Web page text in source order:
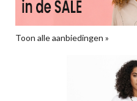
Toon alle aanbiedingen »